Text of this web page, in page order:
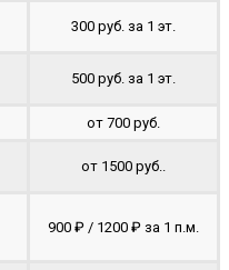
300 руб. за 1 эт.
500 руб. за 1 эт.
от 700 руб.
от 1500 руб..
900 ₽ / 1200 ₽ за 1 п.м.